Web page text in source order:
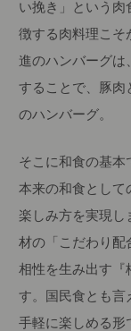
い挽き」という肉
徴する肉料理こそ
進のハンバーグは
することで、豚肉
のハンバーグ。
そこに和食の基
本来の和食として
楽しみ方を実現し
材の「こだわり配
相性を生み出す『
す。 国民食とも言
手軽に楽しめる形